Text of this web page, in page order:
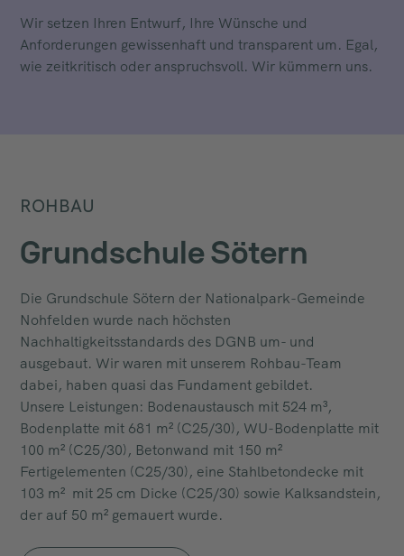
Wir setzen Ihren Entwurf, Ihre Wünsche und
Anforderungen gewissenhaft und transparent um. Egal,
wie zeitkritisch oder anspruchsvoll. Wir kümmern uns.
ROHBAU
Grundschule Sötern
Die Grundschule Sötern der Nationalpark-Gemeinde
Nohfelden wurde nach höchsten
Nachhaltigkeitsstandards des DGNB um- und
ausgebaut. Wir waren mit unserem Rohbau-Team
dabei, haben quasi das Fundament gebildet.
Unsere Leistungen: Bodenaustausch mit 524 m³,
Bodenplatte mit 681 m² (C25/30), WU-Bodenplatte mit
100 m² (C25/30), Betonwand mit 150 m²
Fertigelementen (C25/30), eine Stahlbetondecke mit
103 m² mit 25 cm Dicke (C25/30) sowie Kalksandstein,
der auf 50 m² gemauert wurde.